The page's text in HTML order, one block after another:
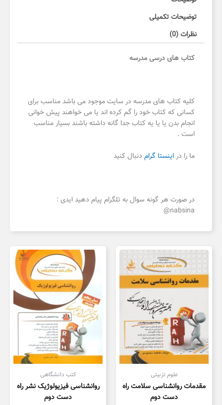
توضیحات تکمیلی
نظرات (0)
کتاب های درسی مدرسه
کلیه کتاب های مدرسه در سایت موجود می باشد مناسب برای
کسانی که کتاب خود را گم کرده اند یا می خواهند پیش خوانی
انجام بدن یا یا یه کتاب جدا گانه داشته باشند بسیار مناسب
است .
ما را دراینستا گرام دنبال کنید
در صورت هر گونه سوال به تلگرام پیام دهید ایدی :
nabsina@
علوم تزبیتی
مقدمات روانشناسی سلامت راه
دست دوم
کتب دانشگاهی
روانشناسی فیزیولوژیک نشر راه
دست دوم